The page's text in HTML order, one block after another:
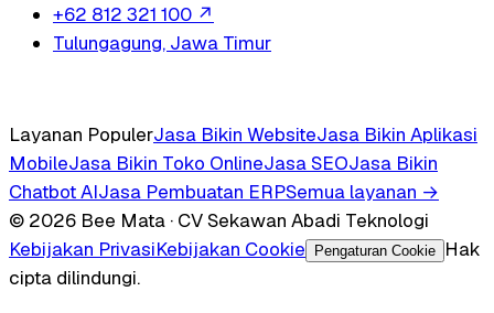
+62 812 321 100 ↗
Tulungagung, Jawa Timur
Layanan PopulerJasa Bikin WebsiteJasa Bikin Aplikasi
MobileJasa Bikin Toko OnlineJasa SEOJasa Bikin
Chatbot AIJasa Pembuatan ERPSemua layanan →
© 2026 Bee Mata · CV Sekawan Abadi Teknologi
Kebijakan PrivasiKebijakan Cookie Pengaturan Cookie
Hak
cipta dilindungi.